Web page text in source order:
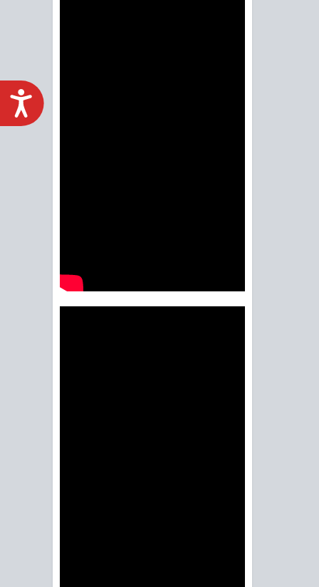
ACCESIBILIDAD